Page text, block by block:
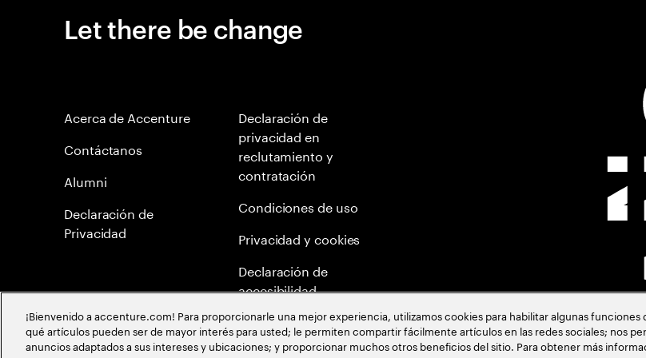
Let there be change
Acerca de Accenture
Contáctanos
Alumni
Declaración de
Privacidad
Declaración de
privacidad en
reclutamiento y
contratación
Condiciones de uso
Privacidad y cookies
Declaración de
accesibilidad
Mapa del Sitio
Meritocracia Global
¡Bienvenido a accenture.com! Para proporcionarle una mejor experiencia, utilizamos cookies para habilitar algunas funciones
qué artículos pueden ser de mayor interés para usted; le permiten compartir fácilmente artículos en las redes sociales; nos
anuncios adaptados a sus intereses y ubicaciones; y proporcionar muchos otros beneficios del sitio. Para obtener más